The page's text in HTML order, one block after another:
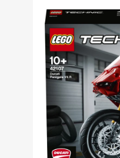
produktu
je
0,0
z
5
hvězdiček.